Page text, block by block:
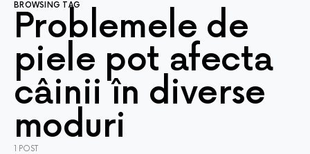
BROWSING TAG
Problemele de
piele pot afecta
câinii în diverse
moduri
1 POST